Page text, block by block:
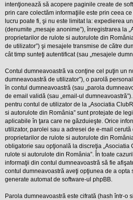
s
i
a
u
t
o
r
u
o
t
e
d
i
n
R
o
m
a
n
i
a
intenţionează să acopere paginile create de
prin care colectăm informaţiile este prin ceea
lucru poate fi, şi nu este limitat la: expedierea
(denumite „mesaje anonime”), înregistrarea la
proprietarilor de rulote si autorulote din
de utilizator”) şi mesajele transmise de către
cât timp sunteţi autentificat (sau „mesajele
Contul dumneavoastră va conţine cel puţin un
dumneavoastră de utilizator”), o parolă
în contul dumneavoastră (sau „parola
de email validă (sau „email-ul
pentru contul de utilizator de la „Asociatia
si autorulote din România” sunt protejate de
aplicabile în ţara care ne găzduieşte. Orice
utilizator, parolei sau a adresei de e-mail cerută
proprietarilor de rulote si autorulote din
obligatorie sau opţională la discreţia „Asociatia
rulote si autorulote din România”. În toate
informaţii din contul dumneavoastră să fie
contul dumneavoastră aveţi opţiunea de a opta
generate automat de software-ul phpBB.
Parola dumneavoastră este cifrată (hash într-o